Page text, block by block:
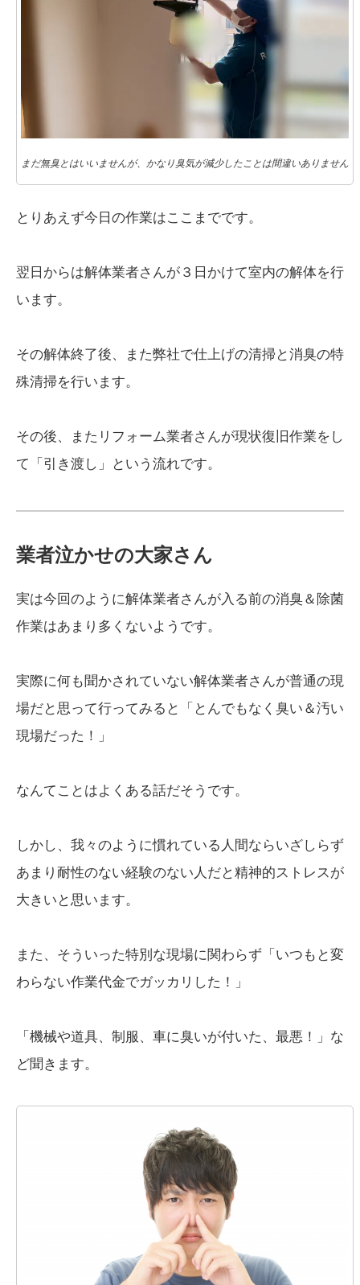
まだ無臭とはいいませんが、かなり臭気が減少したことは間違いありません
とりあえず今日の作業はここまでです。
翌日からは解体業者さんが３日かけて室内の解体を行
います。
その解体終了後、また弊社で仕上げの清掃と消臭の特
殊清掃を行います。
その後、またリフォーム業者さんが現状復旧作業をし
て「引き渡し」という流れです。
業者泣かせの大家さん
実は今回のように解体業者さんが入る前の消臭＆除菌
作業はあまり多くないようです。
実際に何も聞かされていない解体業者さんが普通の現
場だと思って行ってみると「とんでもなく臭い＆汚い
現場だった！」
なんてことはよくある話だそうです。
しかし、我々のように慣れている人間ならいざしらず
あまり耐性のない経験のない人だと精神的ストレスが
大きいと思います。
また、そういった特別な現場に関わらず「いつもと変
わらない作業代金でガッカリした！」
「機械や道具、制服、車に臭いが付いた、最悪！」な
ど聞きます。